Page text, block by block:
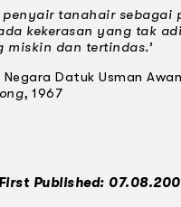
penyair tanahair sebagai
kekerasan yang tak
miskin dan tertindas.’
Datuk Usman
, 1967
First Published: